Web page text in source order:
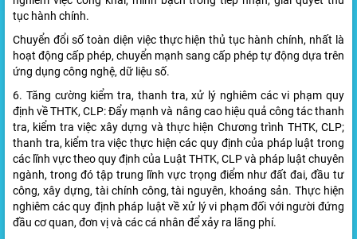
tục hành chính.
Chuyển đổi số toàn diện việc thực hiện thủ tục hành chính, nhất là
hoạt động cấp phép, chuyển mạnh sang cấp phép tự động dựa trên
ứng dụng công nghệ, dữ liệu số.
6. Tăng cường kiểm tra, thanh tra, xử lý nghiêm các vi phạm quy
định về THTK, CLP: Đẩy mạnh và nâng cao hiệu quả công tác thanh
tra, kiểm tra việc xây dựng và thực hiện Chương trình THTK, CLP;
thanh tra, kiểm tra việc thực hiện các quy định của pháp luật trong
các lĩnh vực theo quy định của Luật THTK, CLP và pháp luật chuyên
ngành, trong đó tập trung lĩnh vực trọng điểm như đất đai, đầu tư
công, xây dựng, tài chính công, tài nguyên, khoáng sản. Thực hiện
nghiêm các quy định pháp luật về xử lý vi phạm đối với người đứng
đầu cơ quan, đơn vị và các cá nhân để xảy ra lãng phí.